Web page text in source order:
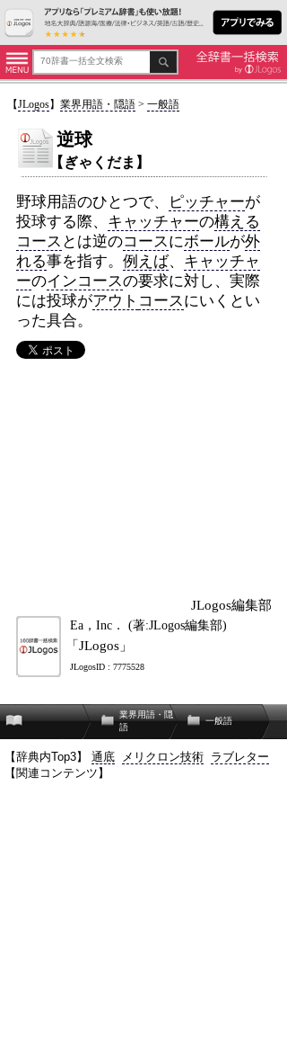
【JLogos】 業界用語・隠語> 一般語
逆球
【ぎゃくだま】
野球用語のひとつで、 ピッチャーが
投球する際、 キャッチャーの構える
コース とは逆のコースにボールが外
れる事を指す。 例えば、 キャッチャ
ーのインコースの要求に対し、実際
には投球がアウト コースにいくとい
った具合。
JLogos編集部
Ea，Inc． (著:JLogos編集部)
「JLogos」
JLogosID : 7775528
業界用語・隠
語
一般語
【辞典内Top3】 通底 メリクロン技術 ラブレター
【関連コンテンツ】